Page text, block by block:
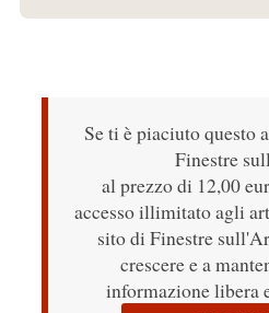
Se ti è piaciuto questo
Finestre
al prezzo di 12,00
accesso illimitato agli
sito di Finestre
crescere e a
informazione libera